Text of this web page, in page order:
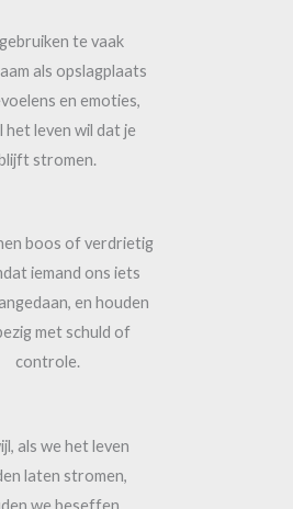
te vaak
als opslagplaats
en emoties,
het leven wil dat je
stromen.
boos of verdrietig
iemand ons iets
en houden
met schuld of
controle.
als we het leven
laten stromen,
we beseffen